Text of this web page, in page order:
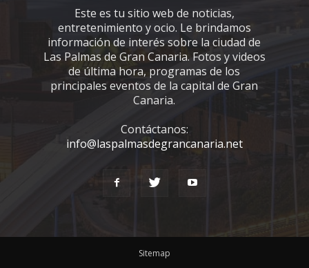
Este es tu sitio web de noticias,
entretenimiento y ocio. Le brindamos
información de interés sobre la ciudad de
Las Palmas de Gran Canaria. Fotos y videos
de última hora, programas de los
principales eventos de la capital de Gran
Canaria.
Contáctanos:
info@laspalmasdegrancanaria.net
Sitemap